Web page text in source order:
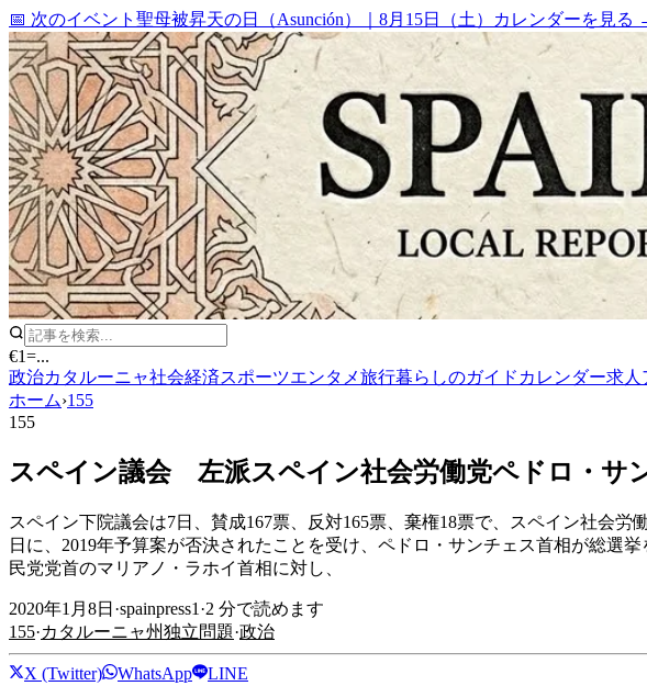
📅 次のイベント 聖母被昇天の日（Asunción） 8月15日（土） カレンダーを見る
€1=...
政治カタルーニャ社会経済スポーツエンタメ旅行暮らしのガイド カレンダー求人
ホーム›155
155
スペイン議会 左派スペイン社会労働党ペドロ・サ
スペイン下院議会は7日、賛成167票、反対165票、棄権18票で、スペイン社会
日に、2019年予算案が否決されたことを受け、ペドロ・サンチェス首相が総選
民党党首のマリアノ・ラホイ首相に対し、
2020年1月8日 ·spainpress1 ·2 分で読めます
155·カタルーニャ州独立問題·政治
X (Twitter) WhatsApp LINE